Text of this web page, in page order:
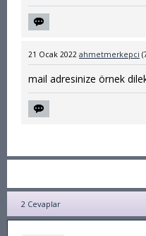
21 Ocak 2022 ahmetmerkepci (
mail adresinize örnek
2 Cevaplar